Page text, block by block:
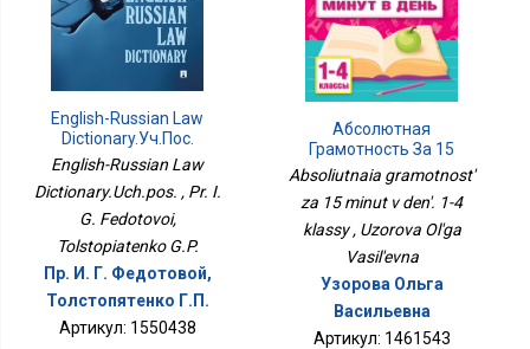
English-Russian Law
Dictionary.Уч.пос.
English-Russian Law
Dictionary.Uch.pos. , Pr. I.
G. Fedotovoi,
Tolstopiatenko G.P.
Пр. И. Г. Федотовой,
Толстопятенко Г.П.
Артикул: 1550438
Абсолютная
Грамотность За 15
Минут В День. 1-4
Классы
Absoliutnaia gramotnost'
za 15 minut v den'. 1-4
klassy , Uzorova Ol'ga
Vasil'evna
Узорова Ольга
Васильевна
Артикул: 1461543